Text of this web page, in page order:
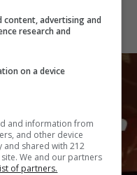
content, advertising and
research and
on a device
and information from
and other device
and shared with 212
We and our partners
of partners.